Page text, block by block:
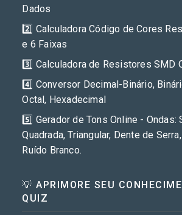
Dados
2️⃣ Calculadora Código de Cores
e 6 Faixas
3️⃣ Calculadora de Resistores SMD
4️⃣ Conversor Decimal-Binário,
Octal, Hexadecimal
5️⃣ Gerador de Tons Online - Ondas:
Quadrada, Triangular, Dente de
Ruído Branco.
💡 APRIMORE SEU
QUIZ